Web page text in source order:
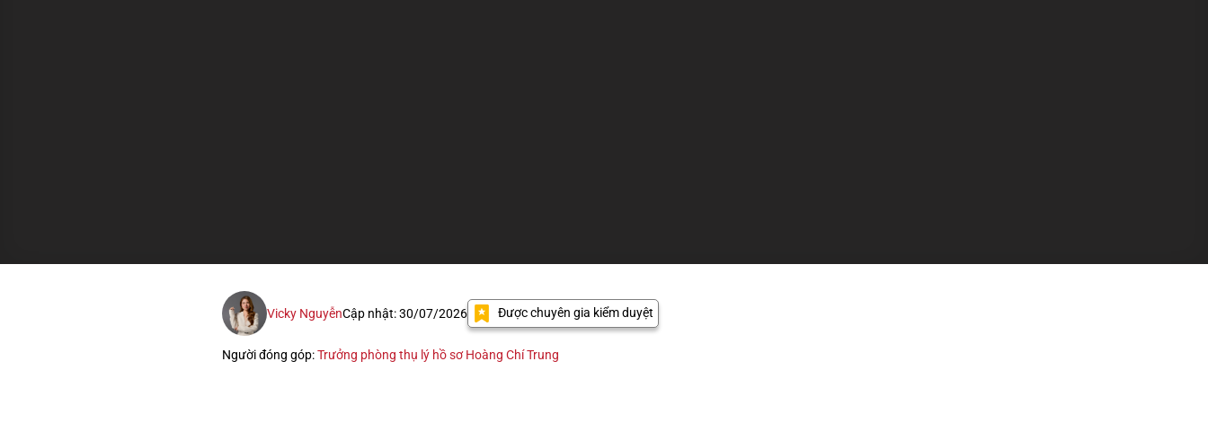
Vicky NguyễnCập nhật: 30/07/2026 Được chuyên gia kiểm duyệt
Người đóng góp:Trưởng phòng thụ lý hồ sơ Hoàng Chí Trung